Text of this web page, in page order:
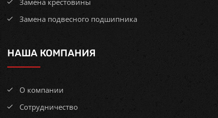
Замена подвесного подшипника
НАША КОМПАНИЯ
О компании
Сотрудничество